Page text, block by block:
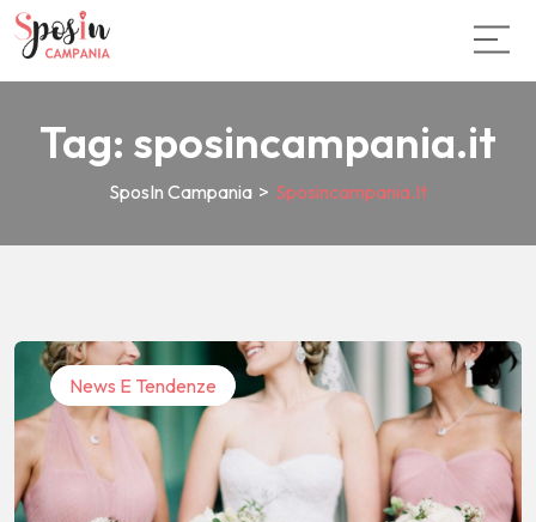
Tag: sposincampania.it
SposIn Campania > Sposincampania.it
News E Tendenze